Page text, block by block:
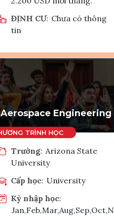
ĐỊNH CƯ: Chưa có thông
tin
Ghi danh
Tham vấn Interlink
Aerospace Engineering
Trường: Arizona State
University
Cấp học: University
Kỳ nhập học:
Jan,Feb,Mar,Aug,Sep,Oct,N